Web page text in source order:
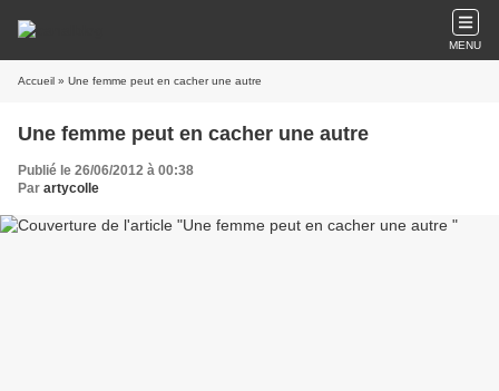
MENU
Accueil » Une femme peut en cacher une autre
Une femme peut en cacher une autre
Publié le 26/06/2012 à 00:38
Par artycolle